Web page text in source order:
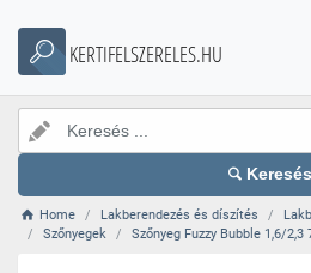
KERTIFELSZERELES.HU
Keresés
Home Lakberendezés és díszítés
Szőnyegek
Szőnyeg Fuzzy Bubble 1,6/2,3